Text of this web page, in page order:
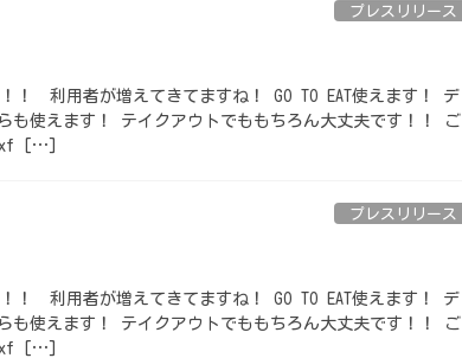
プレスリリース
！ ⁡ 利用者が増えてきてますね！ GO TO EAT使えます！ デ
も使えます！ テイクアウトでももちろん大丈夫です！！ ご
[…]
プレスリリース
！ ⁡ 利用者が増えてきてますね！ GO TO EAT使えます！ デ
も使えます！ テイクアウトでももちろん大丈夫です！！ ご
[…]